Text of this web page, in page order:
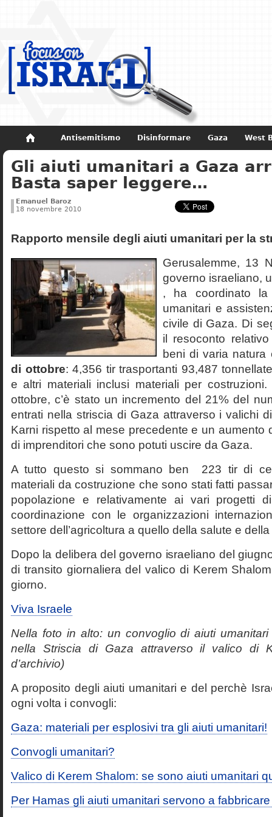
Antisemitismo Disinformare Gaza West
Non dimenticare Storia di Israele
Gli aiuti umanitari a Gaza
Basta saper leggere…
Emanuel Baroz
18 novembre 2010
Rapporto mensile degli aiuti umanitari per la
Gerusalemme, 13
governo israeliano,
, ha coordinato
umanitari e
civile di Gaza. Di
il resoconto
beni di varia natura
di ottobre: 4,356 tir trasportanti 93,487
e altri materiali inclusi materiali per
ottobre, c’è stato un incremento del 21% del
entrati nella striscia di Gaza attraverso i valichi
Karni rispetto al mese precedente e un aumento
di imprenditori che sono potuti uscire da Gaza.
A tutto questo si sommano ben 223 tir di
materiali da costruzione che sono stati fatti
popolazione e relativamente ai vari progetti
coordinazione con le organizzazioni
settore dell’agricoltura a quello della salute e
Dopo la delibera del governo israeliano del
di transito giornaliera del valico di Kerem
giorno.
Viva Israele
Nella foto in alto: un convoglio di aiuti
nella Striscia di Gaza attraverso il valico di
d’archivio)
A proposito degli aiuti umanitari e del perchè
ogni volta i convogli:
Gaza: materiali per esplosivi tra gli aiuti umanitari!
Convogli umanitari?
Valico di Kerem Shalom: se sono aiuti umanitari
Per Hamas gli aiuti umanitari servono a